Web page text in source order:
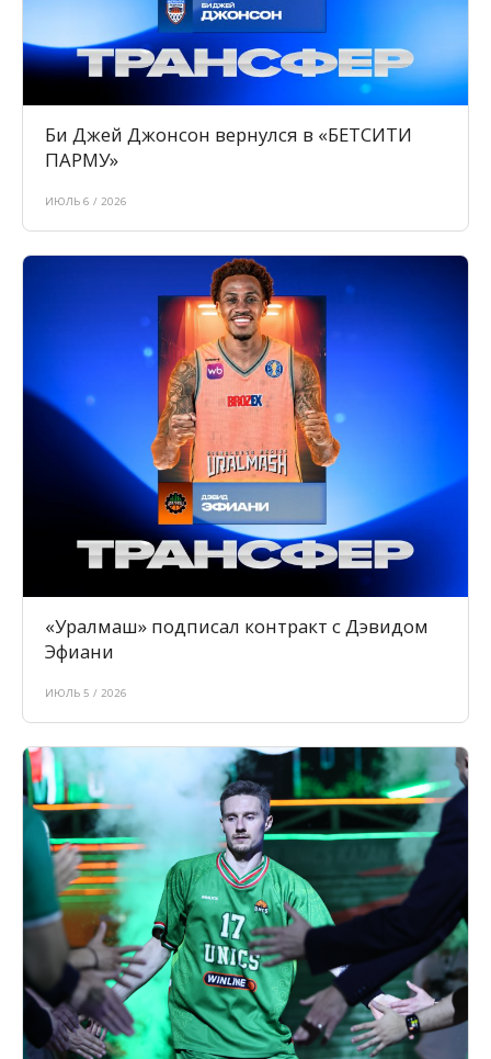
Би Джей Джонсон вернулся в «БЕТСИТИ
ПАРМУ»
ИЮЛЬ 6 / 2026
«Уралмаш» подписал контракт с Дэвидом
Эфиани
ИЮЛЬ 5 / 2026